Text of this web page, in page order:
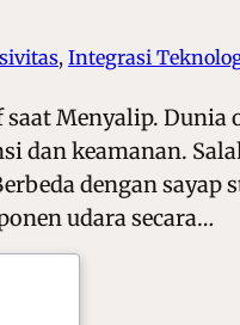
, Integrasi
Menyalip.
dan keamanan.
dengan
udara secara…